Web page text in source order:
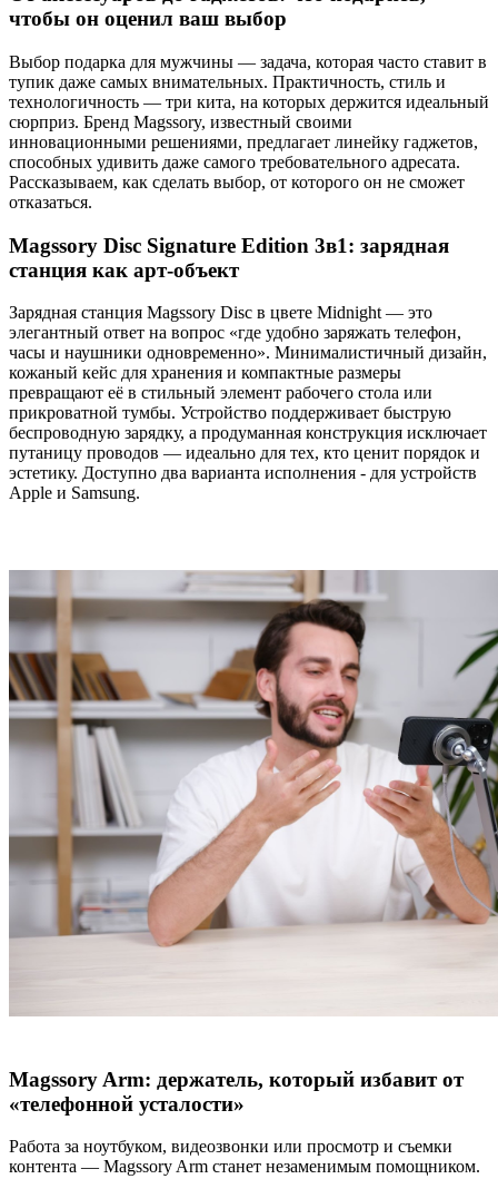
чтобы он оценил ваш выбор
Выбор подарка для мужчины — задача, которая часто ставит в
тупик даже самых внимательных. Практичность, стиль и
технологичность — три кита, на которых держится идеальный
сюрприз. Бренд Magssory, известный своими
инновационными решениями, предлагает линейку гаджетов,
способных удивить даже самого требовательного адресата.
Рассказываем, как сделать выбор, от которого он не сможет
отказаться.
Magssory Disc Signature Edition 3в1: зарядная
станция как арт-объект
Зарядная станция Magssory Disc в цвете Midnight — это
элегантный ответ на вопрос «где удобно заряжать телефон,
часы и наушники одновременно». Минималистичный дизайн,
кожаный кейс для хранения и компактные размеры
превращают её в стильный элемент рабочего стола или
прикроватной тумбы. Устройство поддерживает быструю
беспроводную зарядку, а продуманная конструкция исключает
путаницу проводов — идеально для тех, кто ценит порядок и
эстетику. Доступно два варианта исполнения - для устройств
Apple и Samsung.
Magssory Arm: держатель, который избавит от
«телефонной усталости»
Работа за ноутбуком, видеозвонки или просмотр и съемки
контента — Magssory Arm станет незаменимым помощником.